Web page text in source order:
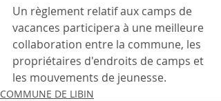
Un règlement relatif aux camps de
vacances participera à une meilleure
collaboration entre la commune, les
propriétaires d'endroits de camps et
les mouvements de jeunesse.
COMMUNE DE LIBIN